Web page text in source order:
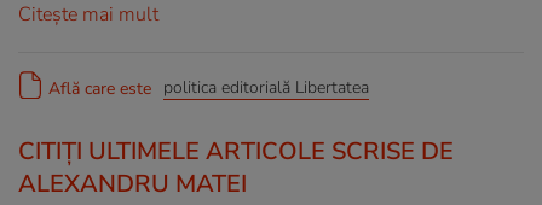
Citește mai mult
Află care este politica editorială Libertatea
CITIȚI ULTIMELE ARTICOLE SCRISE DE
ALEXANDRU MATEI